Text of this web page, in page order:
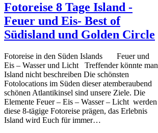
Fotoreise 8 Tage Island -
Feuer und Eis- Best of
Südisland und Golden Circle
Fotoreise in den Süden Islands Feuer und
Eis – Wasser und Licht Treffender könnte man
Island nicht beschreiben Die schönsten
Fotolocations im Süden dieser atemberaubend
schönen Atlantikinsel sind unsere Ziele. Die
Elemente Feuer – Eis – Wasser – Licht werden
diese 8-tägige Fotoreise prägen, das Erlebnis
Island wird Euch für immer…